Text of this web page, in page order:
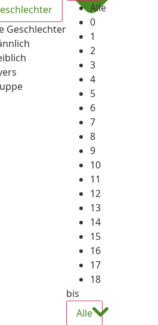
Geschlechter
Alle
0
1
2
3
4
5
6
7
8
9
10
11
12
13
14
15
16
17
18
bis
Alle